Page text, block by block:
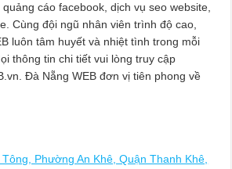
cáo facebook, dịch vụ seo website,
Cùng đội ngũ nhân viên trình độ cao,
luôn tâm huyết và nhiệt tình trong mỗi
thông tin chi tiết vui lòng truy cập
Đà Nẵng WEB đơn vị tiên phong về
Phường An Khê, Quận Thanh Khê,